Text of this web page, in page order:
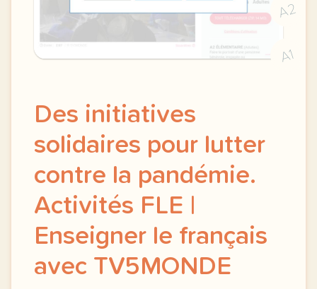
A2
A1
Des initiatives
solidaires pour lutter
contre la pandémie.
Activités FLE |
Enseigner le français
avec TV5MONDE